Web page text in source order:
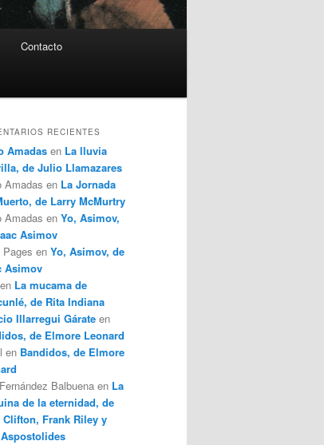
Contacto
RECIENTES
Amadas en La lluvia
de Julio Llamazares
Amadas en La Jornada
de Larry McMurtry
Amadas en Yo, Asimov,
Asimov
en Yo, Asimov, de
Asimov
en La mucama de
de Rita Indiana
Illarregui Gárate en
de Elmore Leonard
en Bandidos, de Elmore
Balbuena en La
de la eternidad, de
Clifton, Frank Riley y